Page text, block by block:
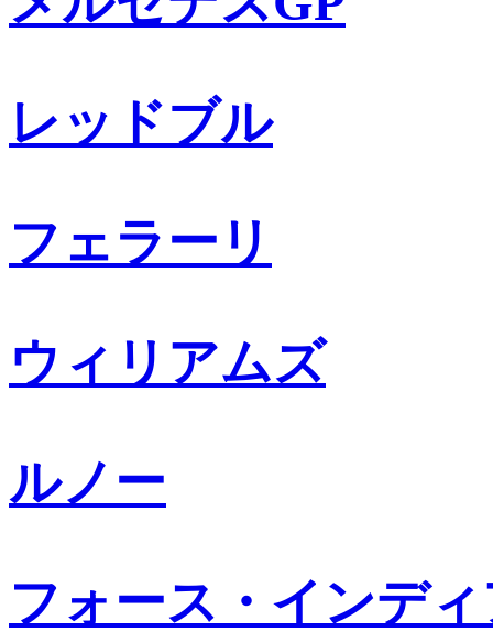
レッドブル
フェラーリ
ウィリアムズ
ルノー
フォース・インデ